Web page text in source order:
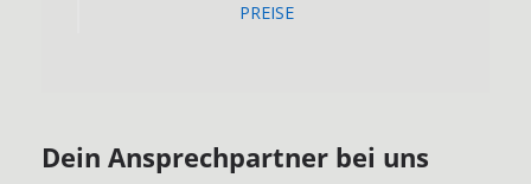
PREISE
Dein Ansprechpartner bei uns